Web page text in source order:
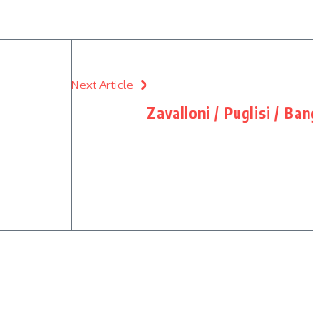
Next Article
Zavalloni / Puglisi /